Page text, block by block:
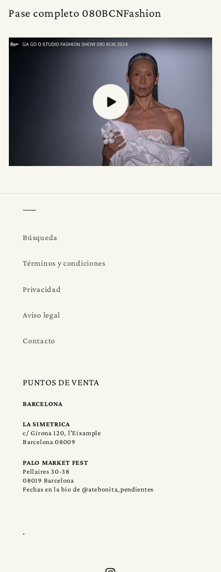
Pase completo 080BCNFashion
Búsqueda
Términos y condiciones
Privacidad
Aviso legal
Contacto
PUNTOS DE VENTA
BARCELONA
LA SIMETRICA
c/ Girona 120, l'Eixample
Barcelona 08009
PALO MARKET FEST
Pellaires 30-38
08019 Barcelona
Fechas en la bio de @atebonita_pendientes
.